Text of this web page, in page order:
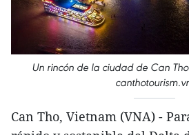
Un rincón de la ciudad de Can
Can Tho, Vietnam (VNA) -